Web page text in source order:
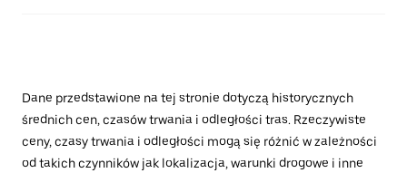
Dane przedstawione na tej stronie dotyczą historycznych
średnich cen, czasów trwania i odległości tras. Rzeczywiste
ceny, czasy trwania i odległości mogą się różnić w zależności
od takich czynników jak lokalizacja, warunki drogowe i inne